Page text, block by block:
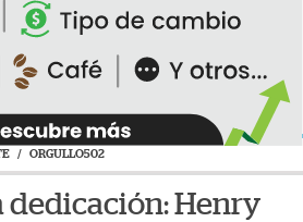
/ ORGULLO502
dedicación: Henry